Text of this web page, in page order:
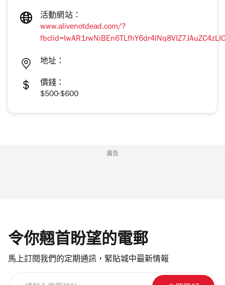
活動網站：
www.alivenotdead.com/?
地址：
價錢：
$500-$600
廣告
令你翹首盼望的電郵
馬上訂閱我們的定期通訊，緊貼城中最新情報